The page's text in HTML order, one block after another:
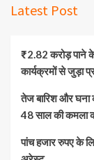
Latest Post
₹2.82 करोड़ पाने
कार्यक्रमों से जुड़ा
तेज बारिश और घना
48 साल की कमला
पांच हजार रुपए के